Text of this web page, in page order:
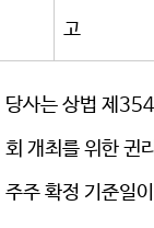
고
당사는 상법 제
회 개최를 위한 귄
주주 확정 기준일